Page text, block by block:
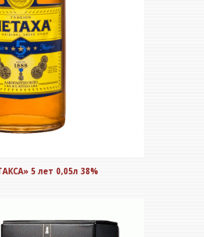
5 лет 0,05л 38%